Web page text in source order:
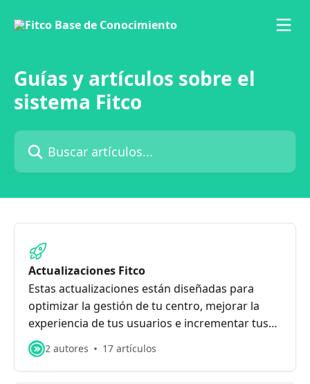
Guías y artículos sobre el
sistema Fitco
Buscar artículos...
Actualizaciones Fitco
Estas actualizaciones están diseñadas para
optimizar la gestión de tu centro, mejorar la
experiencia de tus usuarios e incrementar tus
ingresos. Cada artículo incluye una guía práctica
sobre cómo utilizar las nuevas funcionalidades
y los pasos para activarlas en tu sistema.
2 autores 17 artículos